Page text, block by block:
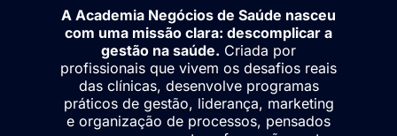
A Academia Negócios de Saúde nasceu
com uma missão clara: descomplicar a
gestão na saúde. Criada por
profissionais que vivem os desafios reais
das clínicas, desenvolve programas
práticos de gestão, liderança, marketing
e organização de processos, pensados